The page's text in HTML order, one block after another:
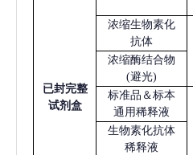
已封完整
试剂盒
浓缩生物素化
抗体
浓缩酶结合物
(避光)
标准品＆标本
通用稀释液
生物素化抗体
稀释液